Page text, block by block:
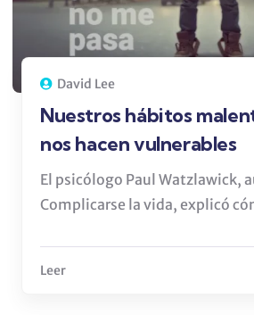
David Lee
Nuestros hábitos
nos hacen vulnerables
El psicólogo Paul Watzlawick,
Complicarse la vida, explicó
Leer